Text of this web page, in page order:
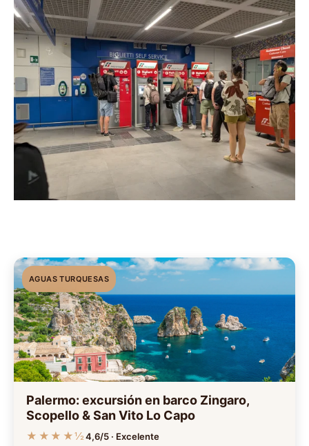
AGUAS TURQUESAS
Palermo: excursión en barco Zingaro,
Scopello & San Vito Lo Capo
★★★★½4,6/5 · Excelente